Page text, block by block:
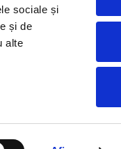
sociale și
și de
alte